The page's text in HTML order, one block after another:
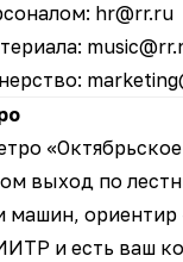
hr@rr.ru
выход по
машин, ориентир
и есть ваш